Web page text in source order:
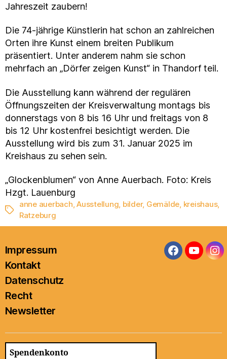
Jahreszeit zaubern!
Die 74-jährige Künstlerin hat schon an zahlreichen
Orten ihre Kunst einem breiten Publikum
präsentiert. Unter anderem nahm sie schon
mehrfach an „Dörfer zeigen Kunst“ in Thandorf teil.
Die Ausstellung kann während der regulären
Öffnungszeiten der Kreisverwaltung montags bis
donnerstags von 8 bis 16 Uhr und freitags von 8
bis 12 Uhr kostenfrei besichtigt werden. Die
Ausstellung wird bis zum 31. Januar 2025 im
Kreishaus zu sehen sein.
„Glockenblumen“ von Anne Auerbach. Foto: Kreis
Hzgt. Lauenburg
Schlagwörter
anne auerbach,Ausstellung, bilder, Gemälde, kreishaus,
Ratzeburg
Impressum
Kontakt
Datenschutz
Recht
Newsletter
Facebook
Spendenkonto